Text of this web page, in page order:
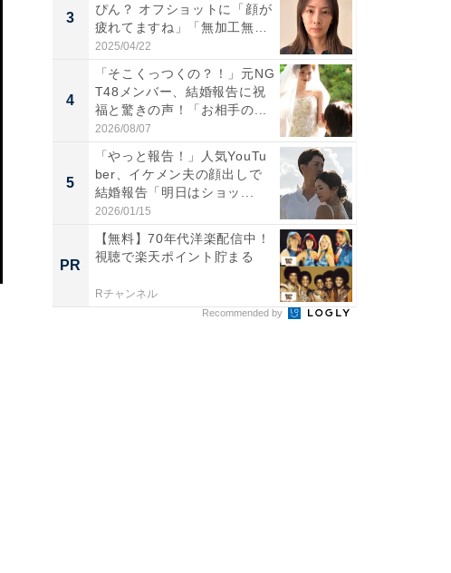
3
ぴん？ オフショットに「顔が
疲れてますね」「無加工無
表...
2025/04/22
4
「そこくっつくの？！」元NG
T48メンバー、結婚報告に祝
福と驚きの声！「お相手の...
2026/08/07
5
「やっと報告！」人気YouTu
ber、イケメン夫の顔出しで
結婚報告「明日はショッ...
2026/01/15
PR
【無料】70年代洋楽配信中！
視聴で楽天ポイント貯まる
Rチャンネル
Recommended by